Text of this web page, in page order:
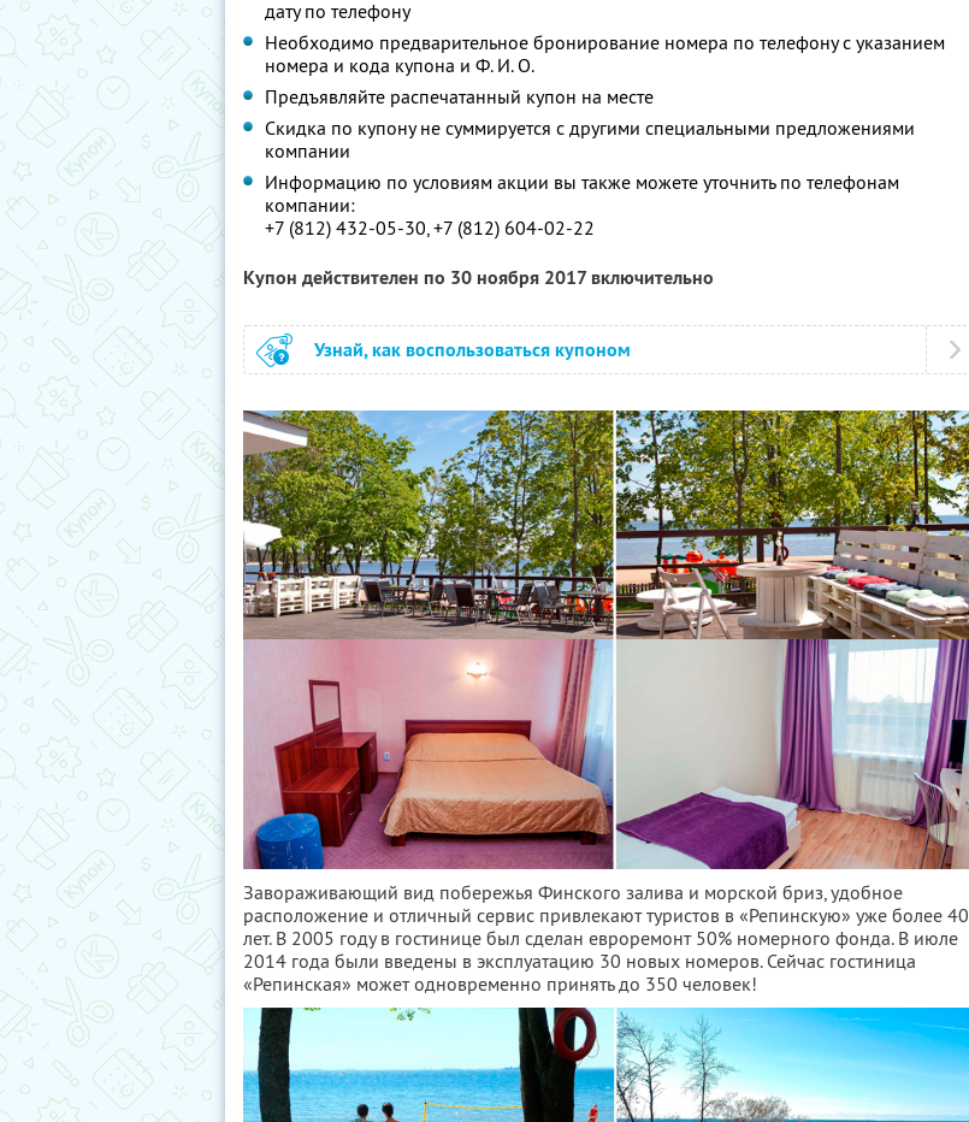
дату по телефону
Необходимо предварительное бронирование номера по телефону с указанием
номера и кода купона и Ф. И. О.
Предъявляйте распечатанный купон на месте
Скидка по купону не суммируется с другими специальными предложениями
компании
Информацию по условиям акции вы также можете уточнить по телефонам
компании:
+7 (812) 432-05-30, +7 (812) 604-02-22
Купон действителен по 30 ноября 2017 включительно
Узнай, как воспользоваться купоном
Завораживающий вид побережья Финского залива и морской бриз, удобное
расположение и отличный сервис привлекают туристов в «Репинскую» уже более 40
лет. В 2005 году в гостинице был сделан евроремонт 50% номерного фонда. В июле
2014 года были введены в эксплуатацию 30 новых номеров. Сейчас гостиница
«Репинская» может одновременно принять до 350 человек!